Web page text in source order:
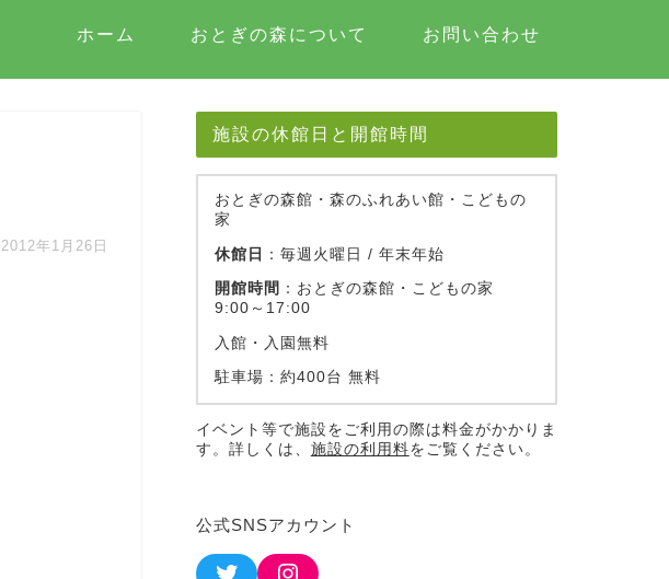
ホーム おとぎの森について お問い合わせ
2012年1月26日
施設の休館日と開館時間
おとぎの森館・森のふれあい館・こどもの
家
休館日 ：毎週火曜日 / 年末年始
開館時間 ：おとぎの森館・こどもの家
9:00～17:00
入館・入園無料
駐車場：約400台 無料
イベント等で施設をご利用の際は料金がかかりま
す。詳しくは、 施設の利用料をご覧ください。
公式SNSアカウント